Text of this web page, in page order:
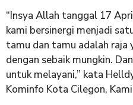
“Insya Allah tanggal 17
kami bersinergi menjadi
tamu dan tamu adalah raja
dengan sebaik mungkin.
untuk melayani,” kata
Kominfo Kota Cilegon,